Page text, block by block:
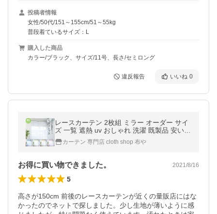
投稿者情報
女性/50代/151～155cm/51～55kg
普段着ているサイズ：L
購入した商品
カラー/ブラック、サイズ/11号、長さ/セミロング
違反報告 いいね 0
レースカーテン 2枚組 ミラー オーダー サイ
ズ 一覧 遮熱 uv おしゃれ 洗濯 既製品 安い
幅100 ( 幅130 幅150 幅200 は1枚入) 無地 レ
ースのカーテン
カーテン 専門店 cloth shop 布や
お得に買い物できました。 2021/8/16
5
高さが150cm 前後のレースカーテンが近くの量販店にはな
かったのでネットで探しました。少し生地が薄いように感